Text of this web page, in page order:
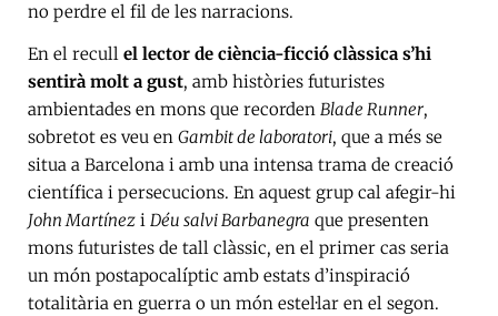
no perdre el fil de les narracions.
En el recull el lector de ciència-ficció clàssica s’hi
sentirà molt a gust, amb històries futuristes
ambientades en mons que recorden Blade Runner,
sobretot es veu en Gambit de laboratori, que a més se
situa a Barcelona i amb una intensa trama de creació
científica i persecucions. En aquest grup cal afegir-hi
John Martínez i Déu salvi Barbanegra que presenten
mons futuristes de tall clàssic, en el primer cas seria
un món postapocalíptic amb estats d’inspiració
totalitària en guerra o un món estel·lar en el segon.